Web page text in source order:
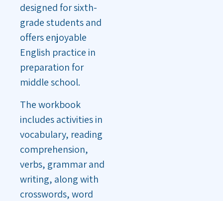
designed for sixth-
grade students and
offers enjoyable
English practice in
preparation for
middle school.
The workbook
includes activities in
vocabulary, reading
comprehension,
verbs, grammar and
writing, along with
crosswords, word